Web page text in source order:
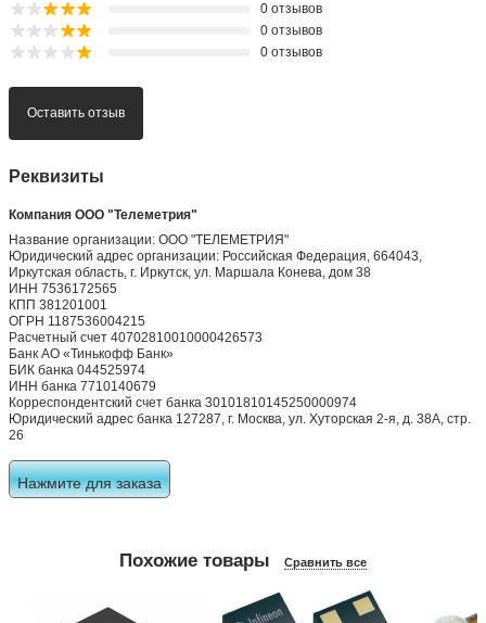
0 отзывов
0 отзывов
0 отзывов
Оставить отзыв
Реквизиты
Компания ООО "Телеметрия"
Название организации: ООО "ТЕЛЕМЕТРИЯ"
Юридический адрес организации: Российская Федерация, 664043,
Иркутская область, г. Иркутск, ул. Маршала Конева, дом 38
ИНН 7536172565
КПП 381201001
ОГРН 1187536004215
Расчетный счет 40702810010000426573
Банк АО «Тинькофф Банк»
БИК банка 044525974
ИНН банка 7710140679
Корреспондентский счет банка 30101810145250000974
Юридический адрес банка 127287, г. Москва, ул. Хуторская 2-я, д. 38А, стр.
26
Нажмите для заказа
Похожие товары Сравнить все